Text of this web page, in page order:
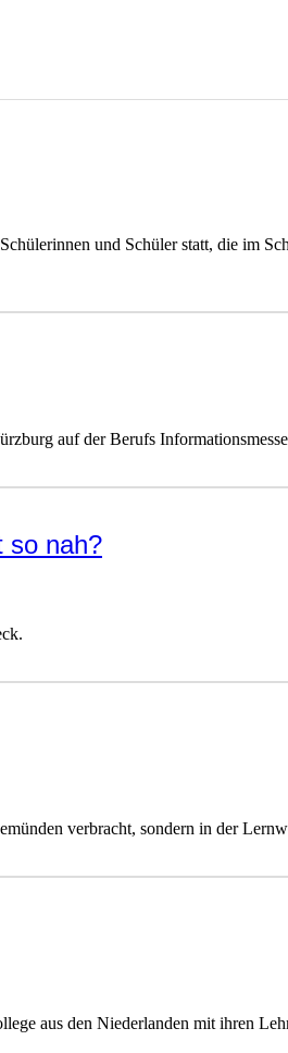
und Schüler statt, die im
auf der Berufs
so nah?
verbracht, sondern in der
aus den Niederlanden mit ihren